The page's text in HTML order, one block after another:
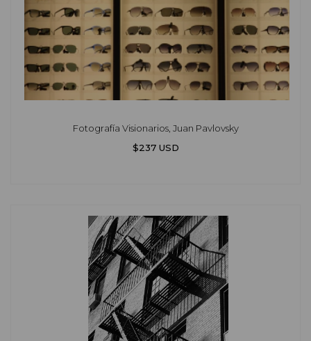
Fotografía Visionarios, Juan Pavlovsky
$237 USD